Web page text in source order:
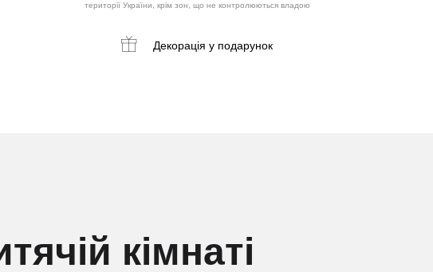
території України, крім зон, що не контролюються владою
Декорація у подарунок
кімнаті